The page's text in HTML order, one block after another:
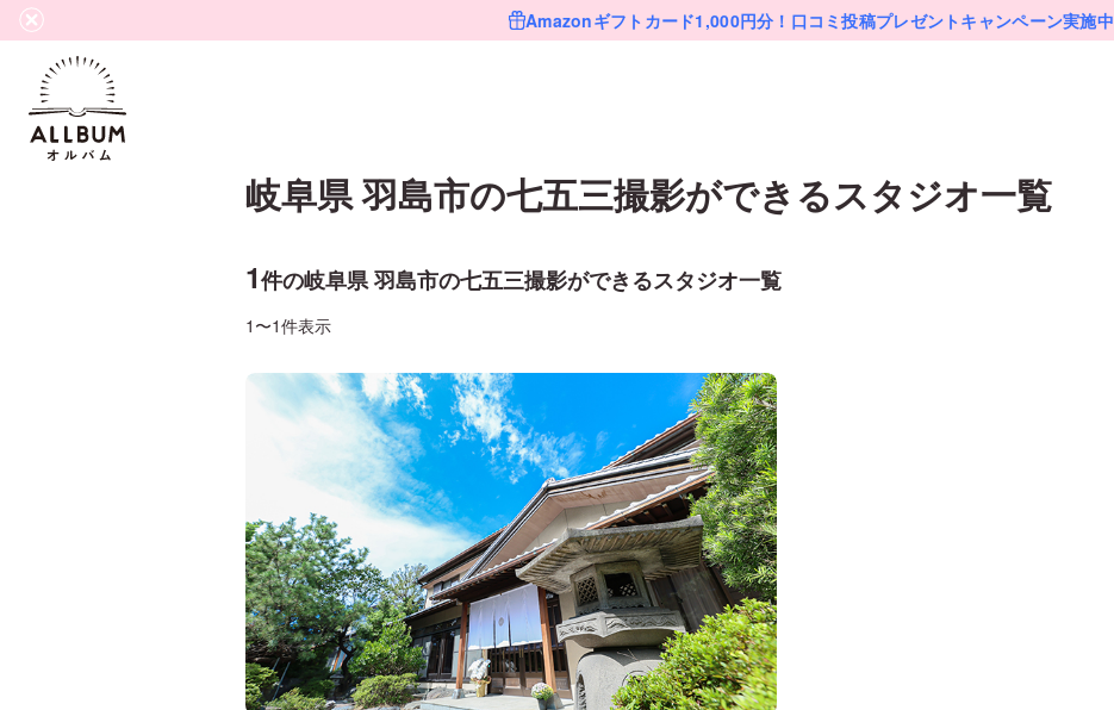
Amazonギフトカード1,000円分！ 口コミ投稿プレゼントキャンペーン実施中
岐阜県 羽島市の七五三撮影ができるスタジオ一覧
1件の岐阜県 羽島市の七五三撮影ができるスタジオ一覧
1〜1件表示